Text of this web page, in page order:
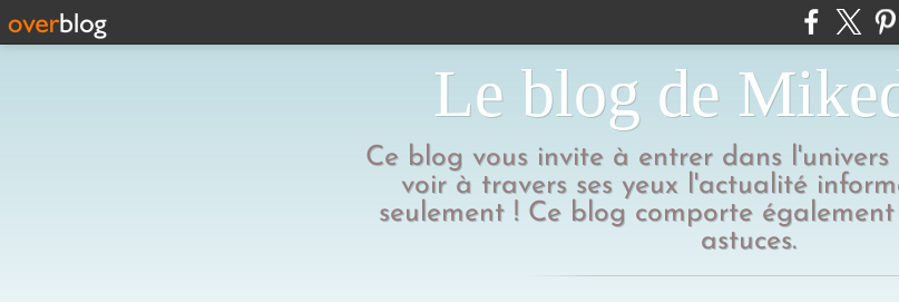
Le blog de
Ce blog vous invite à entrer dans
voir à travers ses yeux l'actualité
seulement ! Ce blog comporte
astuces.